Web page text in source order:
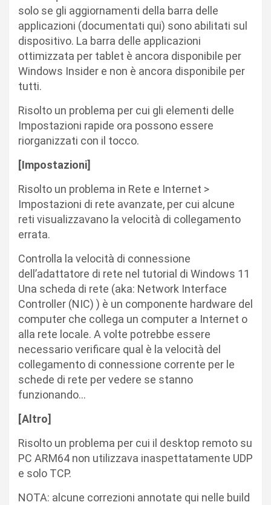
solo se gli aggiornamenti della barra delle
applicazioni (documentati qui) sono abilitati sul
dispositivo. La barra delle applicazioni
ottimizzata per tablet è ancora disponibile per
Windows Insider e non è ancora disponibile per
tutti.
Risolto un problema per cui gli elementi delle
Impostazioni rapide ora possono essere
riorganizzati con il tocco.
[Impostazioni]​
Risolto un problema in Rete e Internet >
Impostazioni di rete avanzate, per cui alcune
reti visualizzavano la velocità di collegamento
errata.
Controlla la velocità di connessione
dell’adattatore di rete nel tutorial di Windows 11
Una scheda di rete (aka: Network Interface
Controller (NIC) ) è un componente hardware del
computer che collega un computer a Internet o
alla rete locale. A volte potrebbe essere
necessario verificare qual è la velocità del
collegamento di connessione corrente per le
schede di rete per vedere se stanno
funzionando…
[Altro]​
Risolto un problema per cui il desktop remoto su
PC ARM64 non utilizzava inaspettatamente UDP
e solo TCP.
NOTA: alcune correzioni annotate qui nelle build